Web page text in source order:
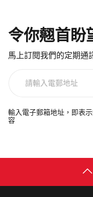
令你翹首盼
馬上訂閱我們的定期通
電
郵
輸入電子郵箱地址，即表
容